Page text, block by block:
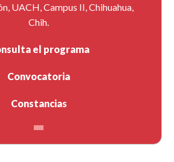
UACH, Campus II, Chihuahua,
Chih.
el programa
Convocatoria
Constancias